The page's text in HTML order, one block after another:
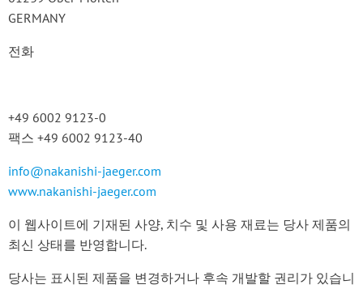
GERMANY
전화
+49 6002 9123-0
팩스 +49 6002 9123-40
info@nakanishi-jaeger.com
www.nakanishi-jaeger.com
이 웹사이트에 기재된 사양, 치수 및 사용 재료는 당사 제품의
최신 상태를 반영합니다.
당사는 표시된 제품을 변경하거나 후속 개발할 권리가 있습니